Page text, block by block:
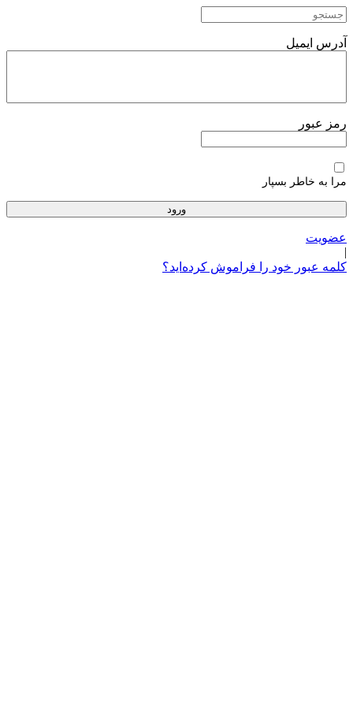
پرش
محتوا
آدرس ایمیل
رمز عبور
مرا به خاطر بسپار
عضویت
|
کلمه عبور خود را فراموش کرده‌اید؟